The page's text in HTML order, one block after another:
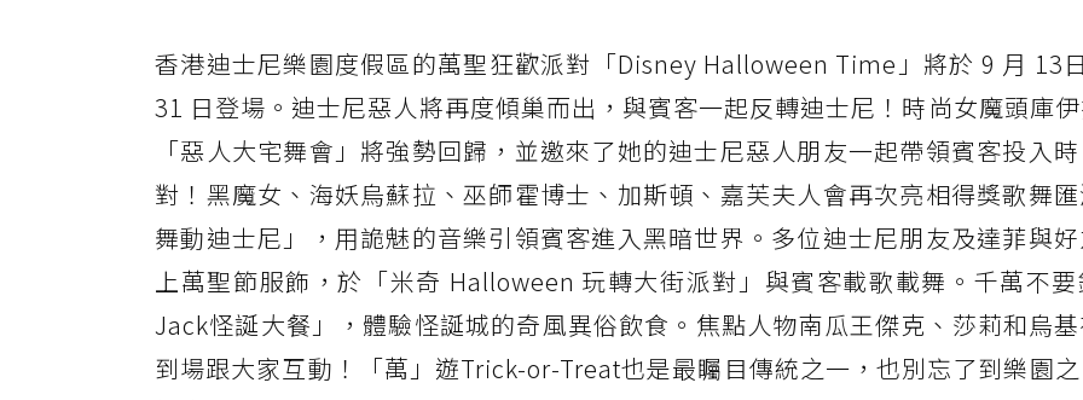
香港迪士尼樂園度假區的萬聖狂歡派對「Disney Halloween Time」將於 9 月 13
31 日登場。迪士尼惡人將再度傾巢而出，與賓客一起反轉迪士尼！時尚女魔頭庫
「惡人大宅舞會」將強勢回歸，並邀來了她的迪士尼惡人朋友一起帶領賓客投入
對！黑魔女、海妖烏蘇拉、巫師霍博士、加斯頓、嘉芙夫人會再次亮相得獎歌舞
舞動迪士尼」，用詭魅的音樂引領賓客進入黑暗世界。多位迪士尼朋友及達菲與
上萬聖節服飾，於「米奇 Halloween 玩轉大街派對」與賓客載歌載舞。千萬不
Jack怪誕大餐」，體驗怪誕城的奇風異俗飲食。焦點人物南瓜王傑克、莎莉和烏
到場跟大家互動！「萬」遊Trick-or-Treat也是最矚目傳統之一，也別忘了到樂園